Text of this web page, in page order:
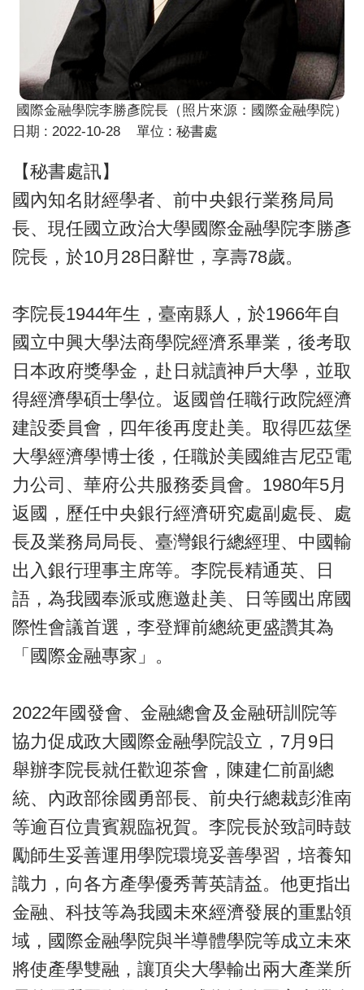
國際金融學院李勝彥院長（照片來源：國際金融學院）
日期 : 2022-10-28 單位 : 秘書處
【秘書處訊】
國內知名財經學者、前中央銀行業務局局
長、現任國立政治大學國際金融學院李勝彥
院長，於10月28日辭世，享壽78歲。
李院長1944年生，臺南縣人，於1966年自
國立中興大學法商學院經濟系畢業，後考取
日本政府獎學金，赴日就讀神戶大學，並取
得經濟學碩士學位。返國曾任職行政院經濟
建設委員會，四年後再度赴美。取得匹茲堡
大學經濟學博士後，任職於美國維吉尼亞電
力公司、華府公共服務委員會。1980年5月
返國，歷任中央銀行經濟研究處副處長、處
長及業務局局長、臺灣銀行總經理、中國輸
出入銀行理事主席等。李院長精通英、日
語，為我國奉派或應邀赴美、日等國出席國
際性會議首選，李登輝前總統更盛讚其為
「國際金融專家」。
2022年國發會、金融總會及金融研訓院等
協力促成政大國際金融學院設立，7月9日
舉辦李院長就任歡迎茶會，陳建仁前副總
統、內政部徐國勇部長、前央行總裁彭淮南
等逾百位貴賓親臨祝賀。李院長於致詞時鼓
勵師生妥善運用學院環境妥善學習，培養知
識力，向各方產學優秀菁英請益。他更指出
金融、科技等為我國未來經濟發展的重點領
域，國際金融學院與半導體學院等成立未來
將使產學雙融，讓頂尖大學輸出兩大產業所